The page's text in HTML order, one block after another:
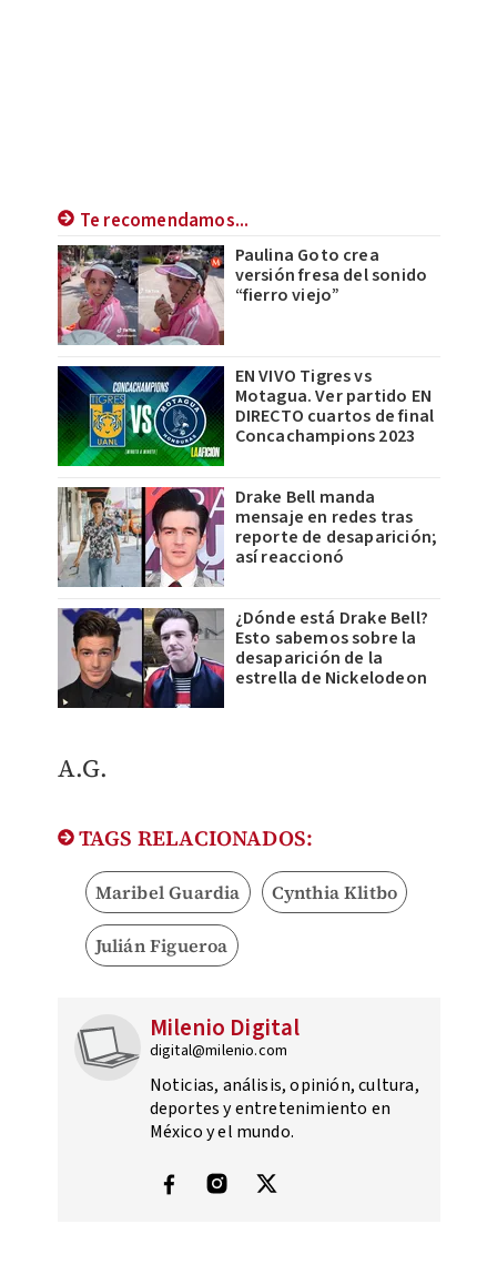
Te recomendamos...
Paulina Goto crea
versión fresa del sonido
“fierro viejo”
EN VIVO Tigres vs
Motagua. Ver partido EN
DIRECTO cuartos de final
Concachampions 2023
Drake Bell manda
mensaje en redes tras
reporte de desaparición;
así reaccionó
¿Dónde está Drake Bell?
Esto sabemos sobre la
desaparición de la
estrella de Nickelodeon
A.G.
TAGS RELACIONADOS:
Maribel Guardia Cynthia Klitbo
Julián Figueroa
Milenio Digital
digital@milenio.com
Noticias, análisis, opinión, cultura,
deportes y entretenimiento en
México y el mundo.